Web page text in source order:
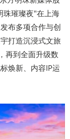
珠璀璨夜"在上海
布多项合作与创
打造沉浸式文旅
再到全面升级数
焕新、内容IP运